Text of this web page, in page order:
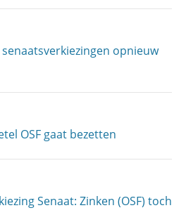
opnieuw
OSF gaat bezetten
Senaat: Zinken (OSF) toch